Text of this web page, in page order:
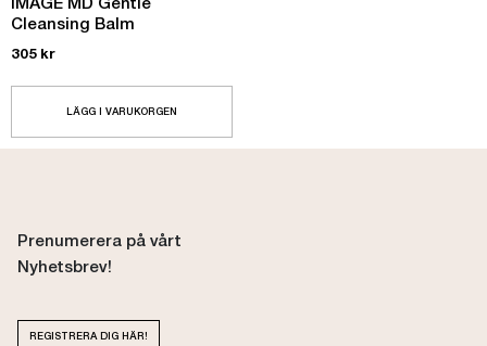
IMAGE MD Gentle
Cleansing Balm
305 kr
LÄGG I VARUKORGEN
Prenumerera på vårt
Nyhetsbrev!
REGISTRERA DIG HÄR!